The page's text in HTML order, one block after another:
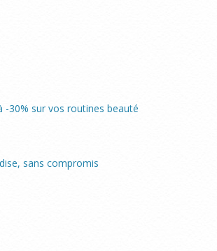
-30% sur vos routines beauté
sans compromis